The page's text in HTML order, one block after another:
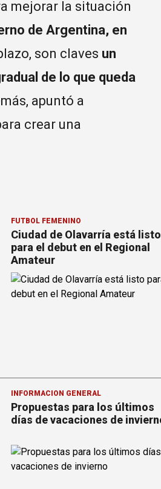
mejorar la situación
de Argentina, en
son claves un
de lo que queda
apuntó a
crear una
FÚTBOL FEMENINO
Ciudad de Olavarría está listo
para el debut en el Regional
Amateur
INFORMACION GENERAL
Propuestas para los últimos
días de vacaciones de